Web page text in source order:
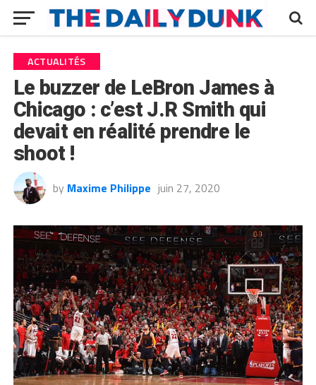
ACTUALITÉS
Le buzzer de LeBron James à
Chicago : c’est J.R Smith qui
devait en réalité prendre le
shoot !
by Maxime Philippe juin 27, 2020